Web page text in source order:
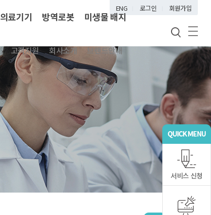
ENG 로그인 회원가입
의료기기 방역로봇 미생물 배지
브랜드안내
회사소개
고객지원
서비스 신청